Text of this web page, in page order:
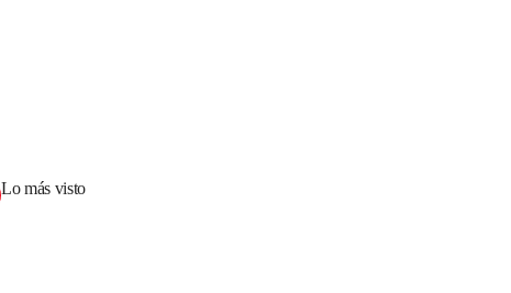
Lo más visto